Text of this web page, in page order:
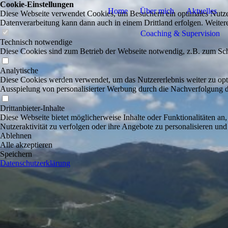
Home Über mich Aktuelles
Coaching & Supervision
Cookie-Einstellungen
Diese Webseite verwendet Cookies, um Besuchern ein optimales
Datenverarbeitung kann dann auch in einem Drittland erfolgen.
Technisch notwendige
Diese Cookies sind zum Betrieb der Webseite notwendig, z.B. zum
Analytische
Diese Cookies werden verwendet, um das Nutzererlebnis weiter zu
Ausspielung von personalisierter Werbung durch die Nachverfolgung
Drittanbieter-Inhalte
Diese Webseite bietet möglicherweise Inhalte oder Funktionalitäten
Nutzeraktivität zu verfolgen oder ihre Angebote zu personalisieren
Ablehnen
Alle akzeptieren
Speichern
Datenschutzerklärung